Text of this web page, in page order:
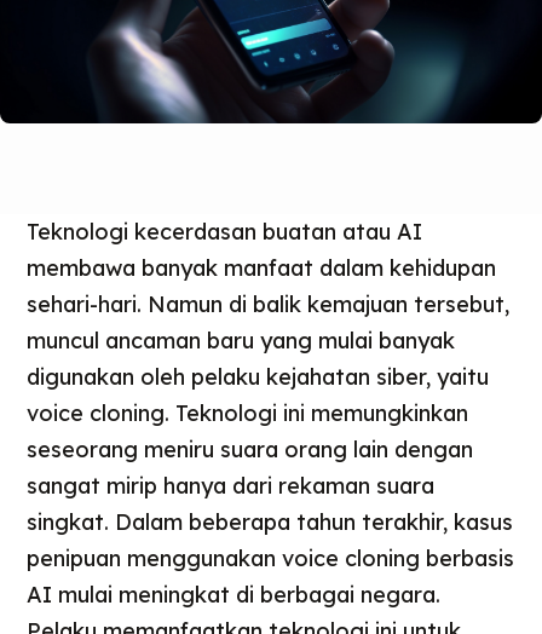
Teknologi kecerdasan buatan atau AI
membawa banyak manfaat dalam kehidupan
sehari-hari. Namun di balik kemajuan tersebut,
muncul ancaman baru yang mulai banyak
digunakan oleh pelaku kejahatan siber, yaitu
voice cloning. Teknologi ini memungkinkan
seseorang meniru suara orang lain dengan
sangat mirip hanya dari rekaman suara
singkat. Dalam beberapa tahun terakhir, kasus
penipuan menggunakan voice cloning berbasis
AI mulai meningkat di berbagai negara.